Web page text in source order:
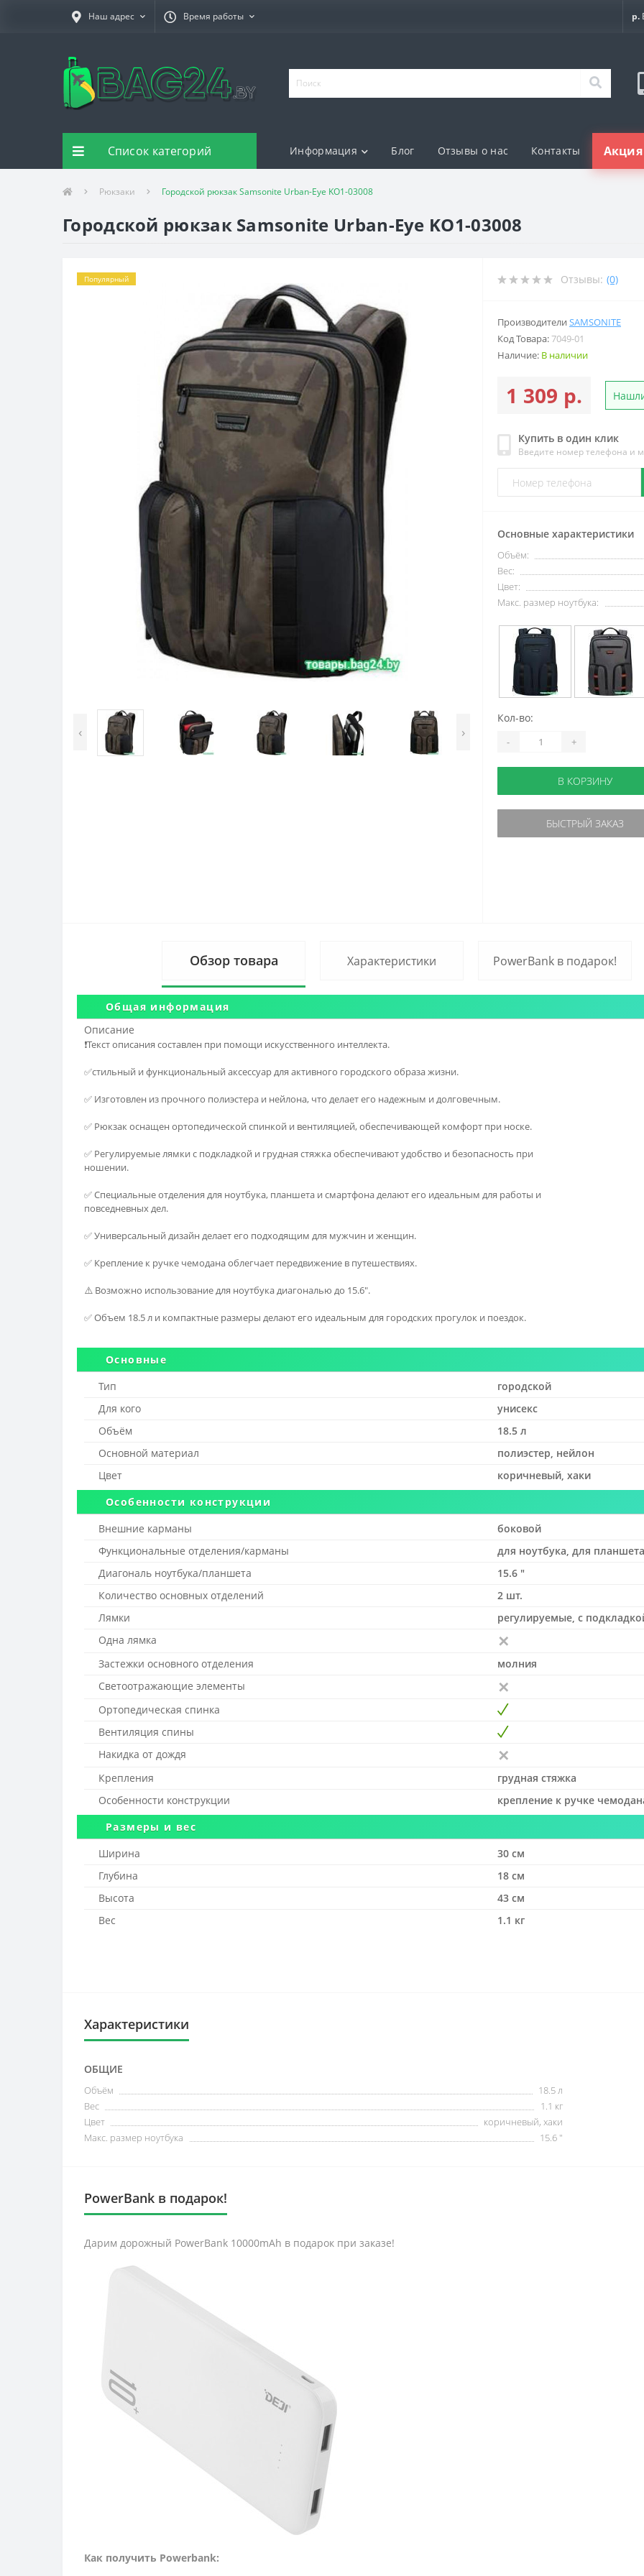
Наш адрес Время работы р.
Список категорий Информация Блог Отзывы о нас Контакты Акция
Рюкзаки Городской рюкзак Samsonite Urban-Eye KO1-03008
Городской рюкзак Samsonite Urban-Eye KO1-03008
Популярный
‹ ›
Отзывы: (0)
Производители SAMSONITE
Код Товара:7049-01
Наличие: В наличии
1 309 р.
Купить в один клик
Введите номер телефона и
Основные характеристики
Объём:
Вес:
Цвет:
Макс. размер ноутбука:
Кол-во:
- +
В КОРЗИНУ
БЫСТРЫЙ ЗАКАЗ
Обзор товара Характеристики PowerBank в подарок!
Общая информация
Описание
❗️Текст описания составлен при помощи искусственного интеллекта.
✅стильный и функциональный аксессуар для активного городского образа жизни.
✅ Изготовлен из прочного полиэстера и нейлона, что делает его надежным и долговечным.
✅ Рюкзак оснащен ортопедической спинкой и вентиляцией, обеспечивающей комфорт при носке.
✅ Регулируемые лямки с подкладкой и грудная стяжка обеспечивают удобство и безопасность при
ношении.
✅ Специальные отделения для ноутбука, планшета и смартфона делают его идеальным для работы и
повседневных дел.
✅ Универсальный дизайн делает его подходящим для мужчин и женщин.
✅ Крепление к ручке чемодана облегчает передвижение в путешествиях.
⚠️ Возможно использование для ноутбука диагональю до 15.6".
✅ Объем 18.5 л и компактные размеры делают его идеальным для городских прогулок и поездок.
Основные
Тип
городской
Для кого
унисекс
Объём
18.5 л
Основной материал
полиэстер, нейлон
Цвет
коричневый, хаки
Особенности конструкции
Внешние карманы
боковой
Функциональные отделения/карманы
для ноутбука, для
Диагональ ноутбука/планшета
15.6 "
Количество основных отделений
2 шт.
Лямки
регулируемые, с
Одна лямка
Застежки основного отделения
молния
Светоотражающие элементы
Ортопедическая спинка
Вентиляция спины
Накидка от дождя
Крепления
грудная стяжка
Особенности конструкции
крепление к ручке
Размеры и вес
Ширина
30 см
Глубина
18 см
Высота
43 см
Вес
1.1 кг
Характеристики
ОБЩИЕ
Объём
18.5 л
Вес
1.1 кг
Цвет
коричневый, хаки
Макс. размер ноутбука
15.6 "
PowerBank в подарок!
Дарим дорожный PowerBank 10000mAh в подарок при заказе!
Как получить Powerbank: